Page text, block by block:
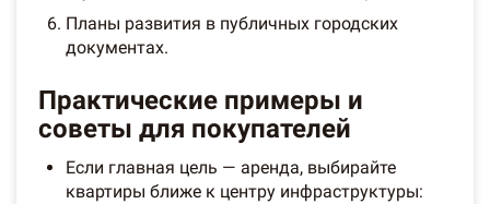
Планы развития в публичных городских
документах.
Практические примеры и
советы для покупателей
Если главная цель — аренда, выбирайте
квартиры ближе к центру инфраструктуры: